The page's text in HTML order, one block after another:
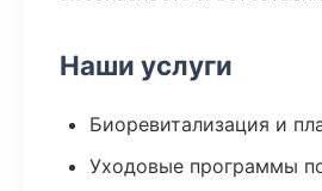
Наши услуги
Биоревитализация и
Уходовые программы